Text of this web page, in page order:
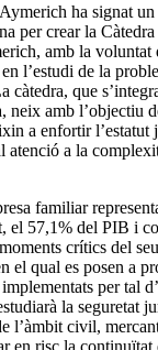
ha signat
per crear la Càtedra
amb la voluntat
l’estudi de la
càtedra, que
neix amb l’objectiu
a enfortir l’estatut
atenció a la
familiar
el 57,1% del PIB i
crítics del
el qual es posen a
per tal
la seguretat
l’àmbit civil,
en risc la continuïtat